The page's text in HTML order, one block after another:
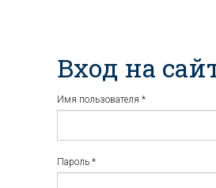
Вход на
Имя пользователя *
Пароль *